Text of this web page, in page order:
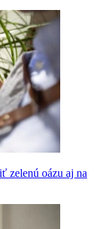
zelenú oázu aj na